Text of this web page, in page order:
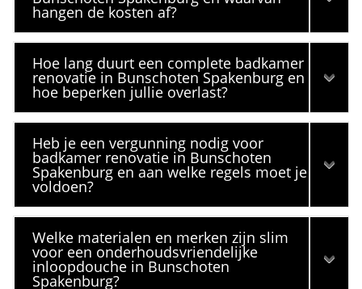
hangen de kosten af?
Hoe lang duurt een complete badkamer
renovatie in Bunschoten Spakenburg en
hoe beperken jullie overlast?
Heb je een vergunning nodig voor
badkamer renovatie in Bunschoten
Spakenburg en aan welke regels moet je
voldoen?
Welke materialen en merken zijn slim
voor een onderhoudsvriendelijke
inloopdouche in Bunschoten
Spakenburg?